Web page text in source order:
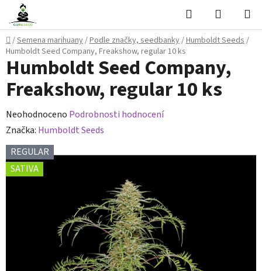
Přejít
obsah
Hledat
KOŠÍK
Domů
/Semena marihuany/Podle značky, seedbanky/Humboldt Seeds/
Humboldt Seed Company, Freakshow, regular 10 ks
Humboldt Seed Company,
Freakshow, regular 10 ks
Průměrné
hodnocení
produktu
je
0,0
Neohodnoceno Podrobnosti hodnocení
Značka: Humboldt Seeds
REGULAR
SATIVA